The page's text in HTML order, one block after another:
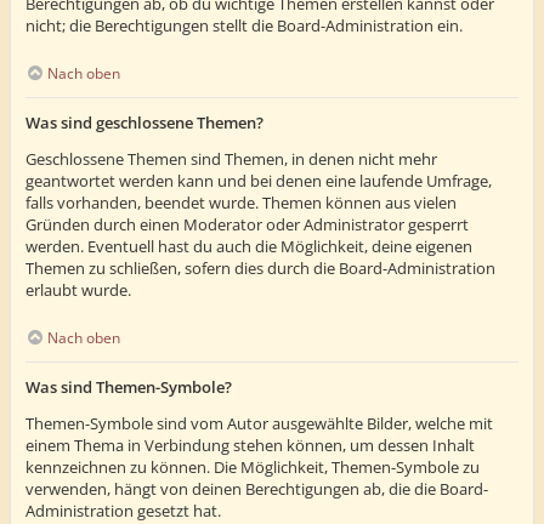
nicht; die Berechtigungen stellt die Board-Administration ein.
Nach oben
Was sind geschlossene Themen?
Geschlossene Themen sind Themen, in denen nicht mehr
geantwortet werden kann und bei denen eine laufende Umfrage,
falls vorhanden, beendet wurde. Themen können aus vielen
Gründen durch einen Moderator oder Administrator gesperrt
werden. Eventuell hast du auch die Möglichkeit, deine eigenen
Themen zu schließen, sofern dies durch die Board-Administration
erlaubt wurde.
Nach oben
Was sind Themen-Symbole?
Themen-Symbole sind vom Autor ausgewählte Bilder, welche mit
einem Thema in Verbindung stehen können, um dessen Inhalt
kennzeichnen zu können. Die Möglichkeit, Themen-Symbole zu
verwenden, hängt von deinen Berechtigungen ab, die die Board-
Administration gesetzt hat.